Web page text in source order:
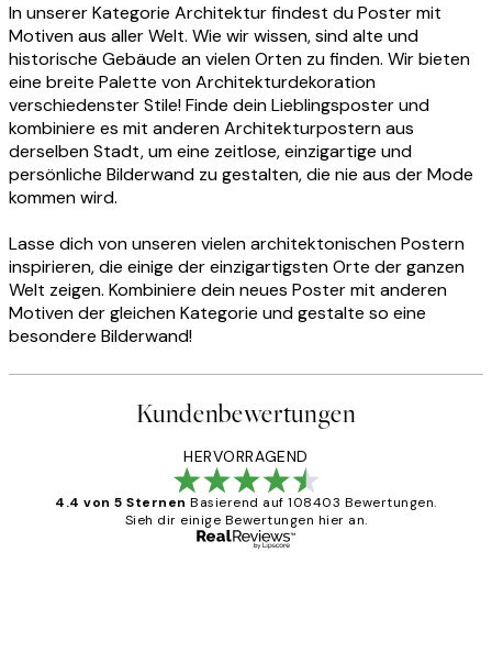
In unserer Kategorie Architektur findest du Poster mit
Motiven aus aller Welt. Wie wir wissen, sind alte und
historische Gebäude an vielen Orten zu finden. Wir bieten
eine breite Palette von Architekturdekoration
verschiedenster Stile! Finde dein Lieblingsposter und
kombiniere es mit anderen Architekturpostern aus
derselben Stadt, um eine zeitlose, einzigartige und
persönliche Bilderwand zu gestalten, die nie aus der Mode
kommen wird.
Lasse dich von unseren vielen architektonischen Postern
inspirieren, die einige der einzigartigsten Orte der ganzen
Welt zeigen. Kombiniere dein neues Poster mit anderen
Motiven der gleichen Kategorie und gestalte so eine
besondere Bilderwand!
Kundenbewertungen
HERVORRAGEND
4.4 von 5 Sternen Basierend auf 108403 Bewertungen.
Sieh dir einige Bewertungen hier an.